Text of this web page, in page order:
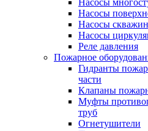
Насосы
Насосы
Насосы
Насосы
Реле давления
Пожарное
Гидранты
части
Клапаны
Муфты
труб
Огнетушители